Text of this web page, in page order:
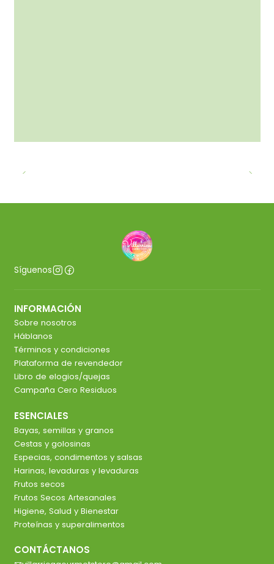
Síguenos
INFORMACIÓN
Sobre nosotros
Háblanos
Términos y condiciones
Plataforma de revendedor
Libro de elogios/quejas
Campaña Cero Residuos
ESENCIALES
Bayas, semillas y granos
Cestas y golosinas
Especias, condimentos y salsas
Harinas, levaduras y levaduras
Frutos secos
Frutos Secos Artesanales
Higiene, Salud y Bienestar
Proteínas y superalimentos
CONTÁCTANOS